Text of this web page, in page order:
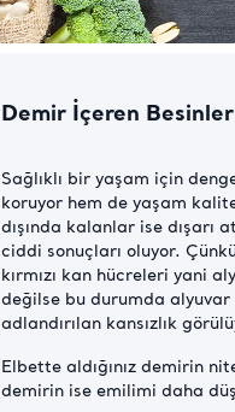
Demir İçeren
Sağlıklı bir yaşam için
koruyor hem de yaşam
dışında kalanlar ise
ciddi sonuçları oluyor.
kırmızı kan hücreleri yani
değilse bu durumda
adlandırılan kansızlık
Elbette aldığınız demirin
demirin ise emilimi daha